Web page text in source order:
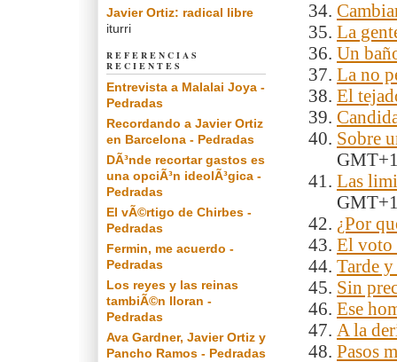
La
Un
La no
El
Sobre
Las
¿Por
El
Tarde
Sin
Ese
A la
Pasos
Javier Ortiz: radical libre
iturri
REFERENCIAS
RECIENTES
Entrevista a Malalai Joya -
Pedradas
Recordando a Javier Ortiz
en Barcelona - Pedradas
DÃ³nde recortar gastos es
una opciÃ³n ideolÃ³gica -
Pedradas
El vÃ©rtigo de Chirbes -
Pedradas
Fermin, me acuerdo -
Pedradas
Los reyes y las reinas
tambiÃ©n lloran -
Pedradas
Ava Gardner, Javier Ortiz y
Pancho Ramos - Pedradas